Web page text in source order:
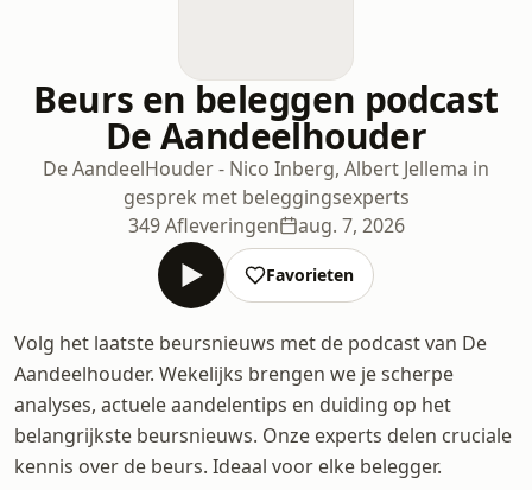
Beurs en beleggen podcast
De Aandeelhouder
De AandeelHouder - Nico Inberg, Albert Jellema in
gesprek met beleggingsexperts
349 Afleveringen
aug. 7, 2026
Favorieten
Volg het laatste beursnieuws met de podcast van De
Aandeelhouder. Wekelijks brengen we je scherpe
analyses, actuele aandelentips en duiding op het
belangrijkste beursnieuws. Onze experts delen cruciale
kennis over de beurs. Ideaal voor elke belegger.